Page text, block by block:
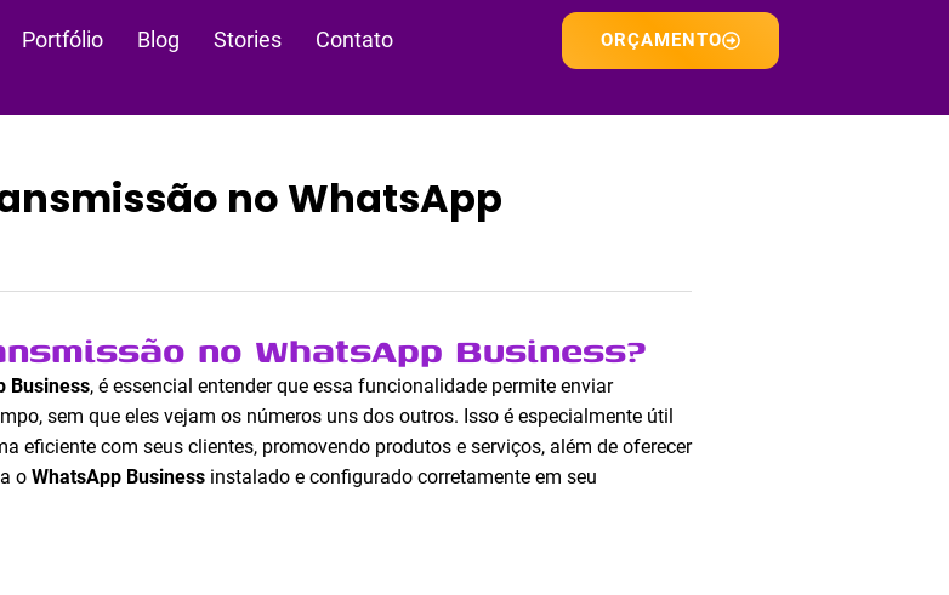
Portfólio Blog Stories Contato ORÇAMENTO
no WhatsApp
no WhatsApp Business?
Business, é essencial entender que essa funcionalidade permite enviar
sem que eles vejam os números uns dos outros. Isso é especialmente útil
eficiente com seus clientes, promovendo produtos e serviços, além de oferecer
o WhatsApp Business instalado e configurado corretamente em seu